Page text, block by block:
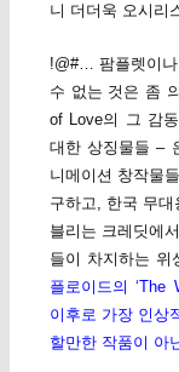
니 더더욱 오시리
!@#… 팜플렛이
수 없는 것은 좀
of Love의 그 감
대한 상징물들 –
니메이션 창작물
구하고, 한국 무
블리는 크레딧에
들이 차지하는
플로이드의 ‘The
이후로 가장 인상
할만한 작품이 아